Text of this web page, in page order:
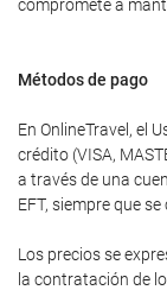
compromete a
Métodos de pago
En OnlineTravel, el
crédito (VISA,
a través de una
EFT, siempre que
Los precios se
la contratación de